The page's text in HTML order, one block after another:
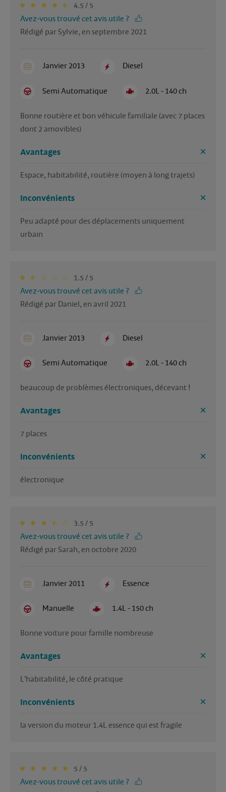
4.5 / 5
Avez-vous trouvé cet avis utile ?
Rédigé par Sylvie, en septembre 2021
Janvier 2013 Diesel
Semi Automatique 2.0L - 140 ch
Bonne routière et bon véhicule familiale (avec 7 places
dont 2 amovibles)
Avantages
Espace, habitabilité, routière (moyen à long trajets)
Inconvénients
Peu adapté pour des déplacements uniquement
urbain
1.5 / 5
Avez-vous trouvé cet avis utile ?
Rédigé par Daniel, en avril 2021
Janvier 2013 Diesel
Semi Automatique 2.0L - 140 ch
beaucoup de problèmes électroniques, décevant !
Avantages
7 places
Inconvénients
électronique
3.5 / 5
Avez-vous trouvé cet avis utile ?
Rédigé par Sarah, en octobre 2020
Janvier 2011 Essence
Manuelle 1.4L - 150 ch
Bonne voiture pour famille nombreuse
Avantages
L'habitabilité, le côté pratique
Inconvénients
la version du moteur 1.4L essence qui est fragile
5 / 5
Avez-vous trouvé cet avis utile ?